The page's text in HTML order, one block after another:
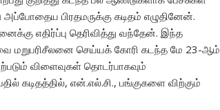
பிரதமருக்கு கடிதம் எழுதினேன்.
எதிர்ப்பு தெரிவித்து வந்தேன். இந்த
மறுபரிசீலனை செய்யக் கோரி கடந்த மே 23-ஆம்
விளைவுகள் தொடர்பாகவும்
கடிதத்தில், என்.எல்.சி., பங்குகளை விற்கும்